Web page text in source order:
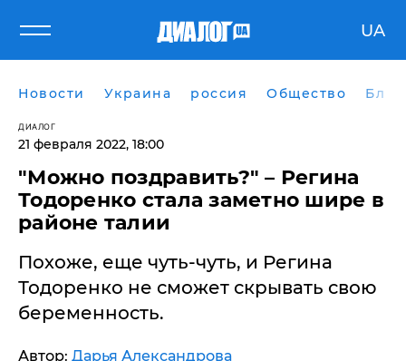
UA
Новости Украина россия Общество
ДИАЛОГ
21 февраля 2022, 18:00
"Можно поздравить?" – Регина
Тодоренко стала заметно шире в
районе талии
Похоже, еще чуть-чуть, и Регина
Тодоренко не сможет скрывать свою
беременность.
Автор: Дарья Александрова